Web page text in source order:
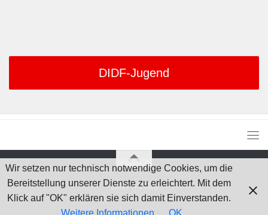
DIDF-Jugend
DIDF | 2026
Wir setzen nur technisch notwendige Cookies, um die
Bereitstellung unserer Dienste zu erleichtert. Mit dem
Klick auf "OK" erklären sie sich damit Einverstanden.
Weitere Informationen
OK